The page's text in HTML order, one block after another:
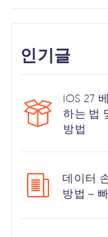
인기글
iOS 27
하는 법
방법
데이터
방법 –